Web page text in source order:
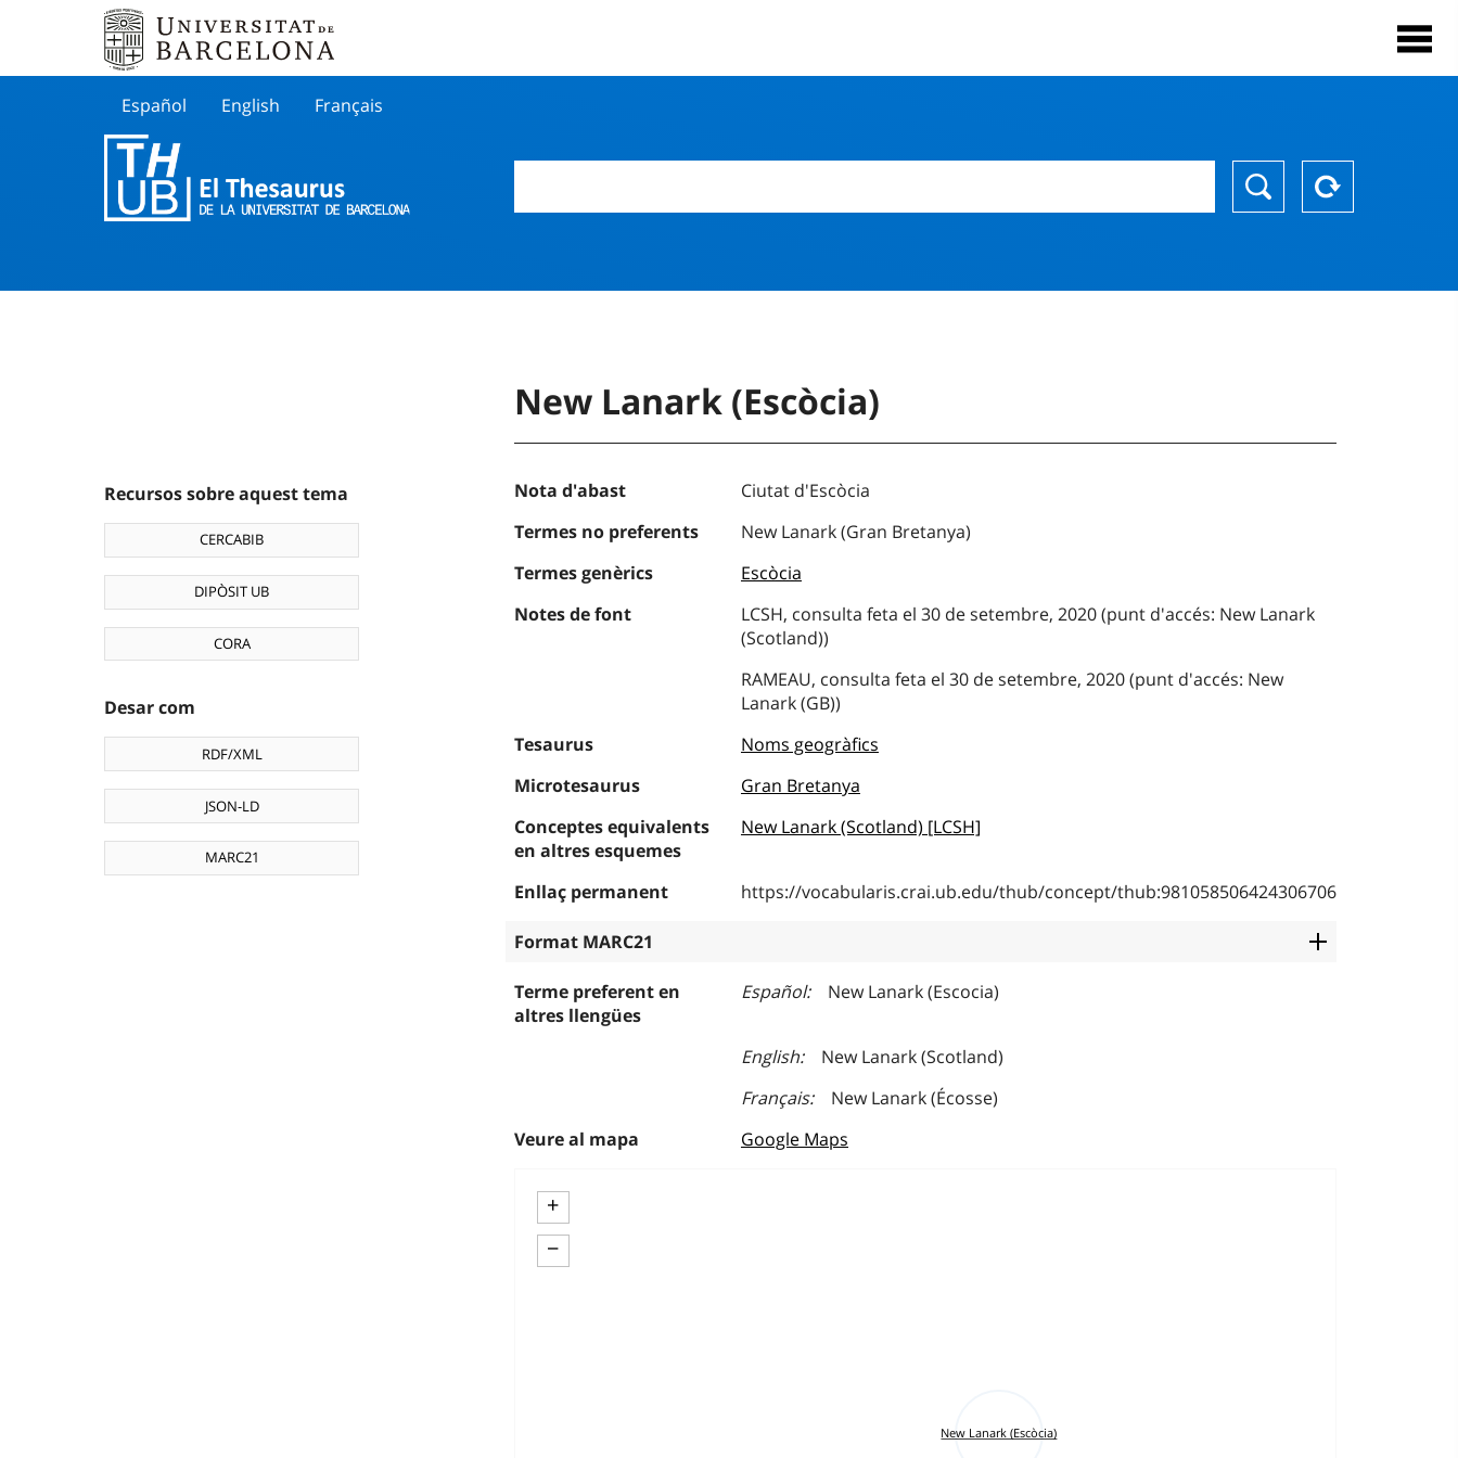
Español English Français
Recursos sobre aquest tema
CERCABIB
DIPÒSIT UB
CORA
Desar com
RDF/XML
JSON-LD
MARC21
New Lanark (Escòcia)
Nota d'abast
Ciutat d'Escòcia
Termes no preferents
New Lanark (Gran Bretanya)
Termes genèrics
Escòcia
Notes de font
LCSH, consulta feta el 30 de setembre, 2020 (punt d'accés: New Lanark
(Scotland))
RAMEAU, consulta feta el 30 de setembre, 2020 (punt d'accés: New
Lanark (GB))
Tesaurus
Noms geogràfics
Microtesaurus
Gran Bretanya
Conceptes equivalents
en altres esquemes
New Lanark (Scotland) [LCSH]
Enllaç permanent https://vocabularis.crai.ub.edu/thub/concept/thub:981058506424306706
Format MARC21
Terme preferent en
altres llengües
Español New Lanark (Escocia)
English
New Lanark (Scotland)
Français
New Lanark (Écosse)
Veure al mapa
Google Maps
+
−
New Lanark (Escòcia)